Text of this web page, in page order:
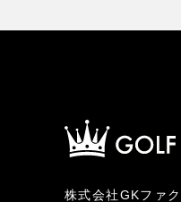
株式会社GKファ